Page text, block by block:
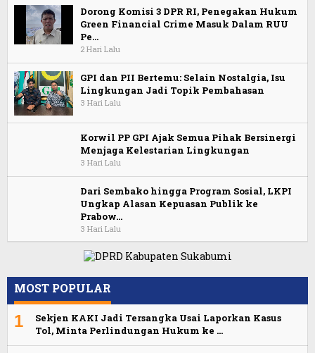
Dorong Komisi 3 DPR RI, Penegakan Hukum
Green Financial Crime Masuk Dalam RUU
Pe…
2 Hari Lalu
GPI dan PII Bertemu: Selain Nostalgia, Isu
Lingkungan Jadi Topik Pembahasan
3 Hari Lalu
Korwil PP GPI Ajak Semua Pihak Bersinergi
Menjaga Kelestarian Lingkungan
3 Hari Lalu
Dari Sembako hingga Program Sosial, LKPI
Ungkap Alasan Kepuasan Publik ke
Prabow…
3 Hari Lalu
MOST POPULAR
1
Sekjen KAKI Jadi Tersangka Usai Laporkan Kasus
Tol, Minta Perlindungan Hukum ke …